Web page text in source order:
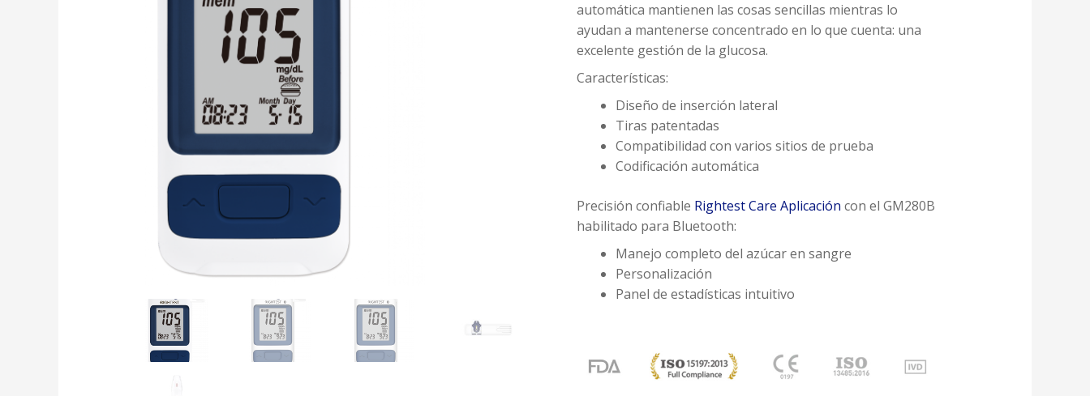
automática mantienen las cosas sencillas mientras lo
ayudan a mantenerse concentrado en lo que cuenta: una
excelente gestión de la glucosa.
Características:
Diseño de inserción lateral
Tiras patentadas
Compatibilidad con varios sitios de prueba
Codificación automática
Precisión confiable Rightest Care Aplicación con el GM280B
habilitado para Bluetooth:
Manejo completo del azúcar en sangre
Personalización
Panel de estadísticas intuitivo